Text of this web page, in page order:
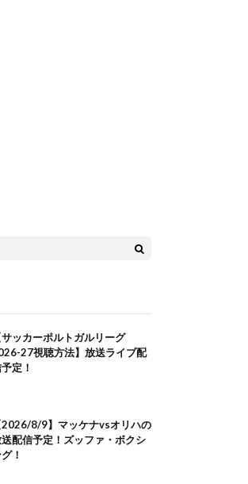
サッカーポルトガルリーグ
27視聴方法】放送ライブ配
定！
2026/8/9】マッケナvsオリハの
配信予定！ズッファ・ボクシ
！